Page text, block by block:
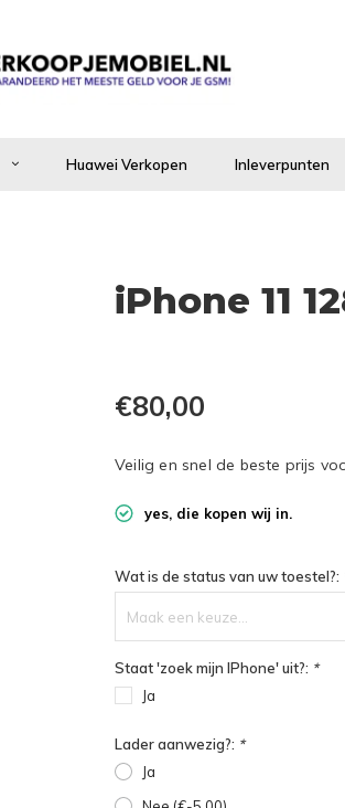
Huawei Verkopen Inleverpunten
iPhone 11
€80,00
Veilig en snel de beste prijs
yes, die kopen wij in.
Wat is de status van uw toestel?:
Maak een keuze...
Staat 'zoek mijn IPhone' uit?: *
Ja
Lader aanwezig?: *
Ja